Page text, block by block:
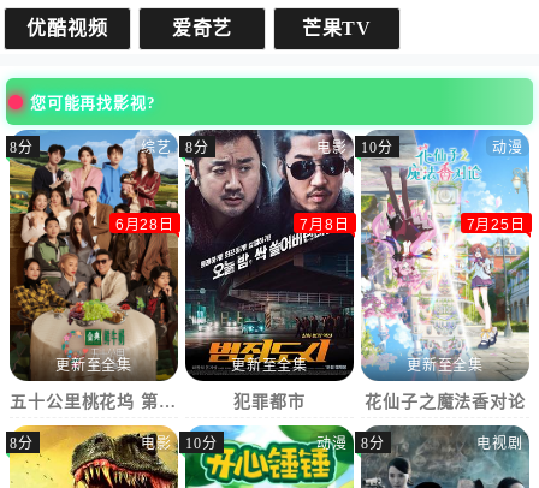
优酷视频 爱奇艺 芒果TV
您可能再找影视?
8分 综艺
6月28日
更新至全集
五十公里桃花坞 第5季
8分 电影
7月8日
更新至全集
犯罪都市
10分 动漫
7月25日
更新至全集
花仙子之魔法香对论
8分 电影 10分 动漫 8分 电视剧